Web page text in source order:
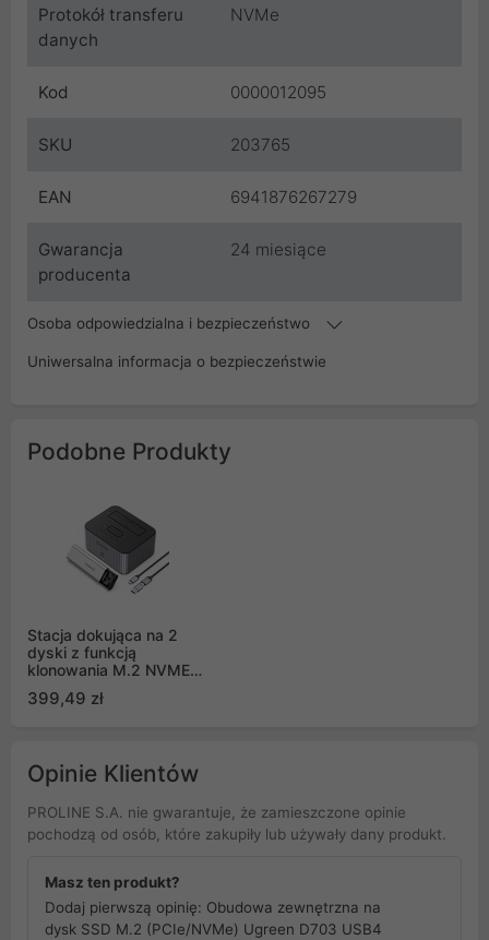
Protokół transferu
danych
NVMe
Kod 0000012095
SKU 203765
EAN 6941876267279
Gwarancja
producenta
24 miesiące
Osoba odpowiedzialna i bezpieczeństwo
Uniwersalna informacja o bezpieczeństwie
Podobne Produkty
Stacja dokująca na 2
dyski z funkcją
klonowania M.2 NVME
2,5"/3,5 HDD / 2,5"
SSD ORICO - szara
399,49 zł
Opinie Klientów
PROLINE S.A. nie gwarantuje, że zamieszczone opinie
pochodzą od osób, które zakupiły lub używały dany produkt.
Masz ten produkt?
Dodaj pierwszą opinię: Obudowa zewnętrzna na
dysk SSD M.2 (PCIe/NVMe) Ugreen D703 USB4